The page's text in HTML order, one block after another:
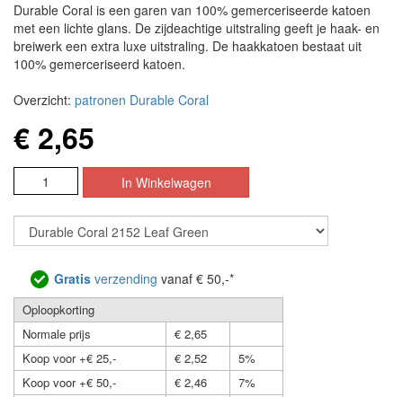
Durable Coral is een garen van 100% gemerceriseerde katoen
met een lichte glans. De zijdeachtige uitstraling geeft je haak- en
breiwerk een extra luxe uitstraling. De haakkatoen bestaat uit
100% gemerceriseerd katoen.
Overzicht: patronen Durable Coral
€ 2,65
Gratis verzending vanaf € 50,-*
Oploopkorting
Normale prijs
€ 2,65
Koop voor +€ 25,-
€ 2,52
5%
Koop voor +€ 50,-
€ 2,46
7%